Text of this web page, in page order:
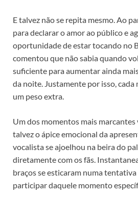
E talvez não se repita mesmo. Ao
para declarar o amor ao público e
oportunidade de estar tocando no
comentou que não sabia quando
suficiente para aumentar ainda
da noite. Justamente por isso, cada
um peso extra.
Um dos momentos mais marcantes
talvez o ápice emocional da
vocalista se ajoelhou na beira do
diretamente com os fãs.
braços se esticaram numa
participar daquele momento